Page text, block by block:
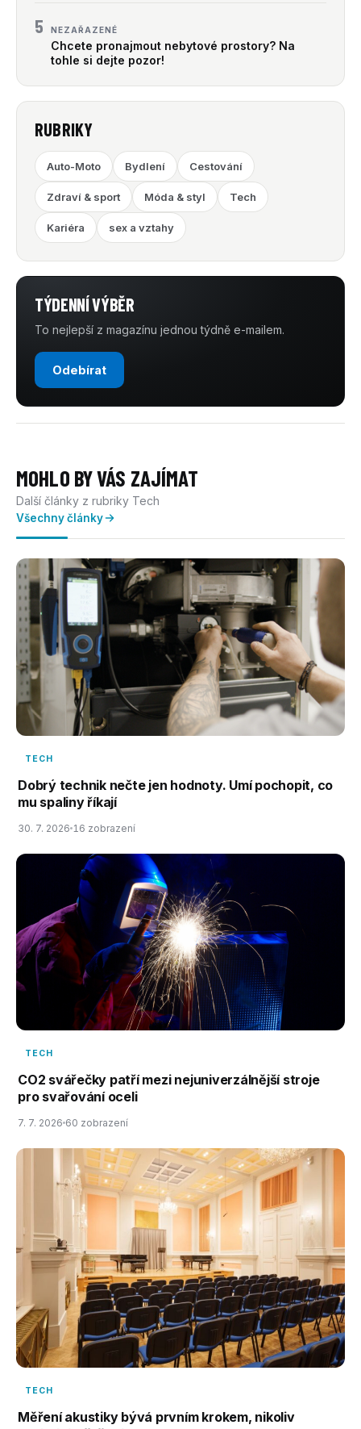
5 NEZAŘAZENÉ
Chcete pronajmout nebytové prostory? Na
tohle si dejte pozor!
RUBRIKY
Auto-Moto Bydlení Cestování
Zdraví & sport Móda & styl Tech
Kariéra sex a vztahy
TÝDENNÍ VÝBĚR
To nejlepší z magazínu jednou týdně e-mailem.
Odebírat
MOHLO BY VÁS ZAJÍMAT
Další články z rubriky Tech
Všechny články
TECH
Dobrý technik nečte jen hodnoty. Umí pochopit, co
mu spaliny říkají
30. 7. 2026 16 zobrazení
TECH
CO2 svářečky patří mezi nejuniverzálnější stroje
pro svařování oceli
7. 7. 2026 60 zobrazení
TECH
Měření akustiky bývá prvním krokem, nikoliv